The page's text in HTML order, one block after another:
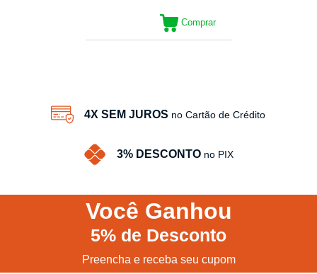
Comprar
4X SEM JUROS no Cartão de Crédito
3% DESCONTO no PIX
Você Ganhou
5% de Desconto
Preencha e receba seu cupom